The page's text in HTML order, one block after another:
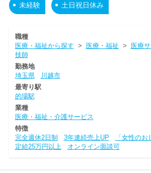
未経験 土日祝日休み
職種
医療・福祉から探す > 医療・福祉 > 医療
技師
勤務地
埼玉県
川越市
最寄り駅
的場駅
業種
医療・福祉・介護サービス
特徴
完全週休2日制
3年連続売上UP 「女性の
定給25万円以上
オンライン面談可